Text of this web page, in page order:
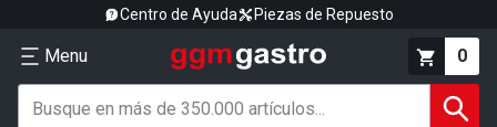
Centro de Ayuda Piezas de Repuesto
Menu 0